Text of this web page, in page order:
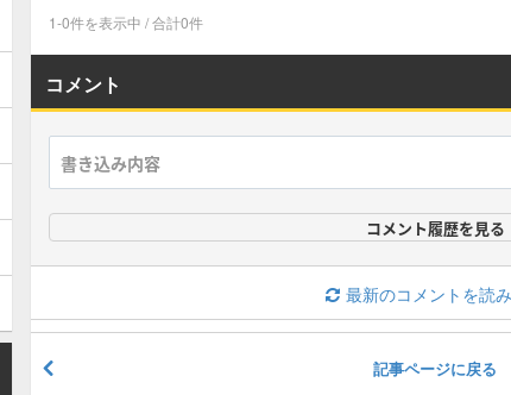
1-0件を表示中 / 合計0件
コメント
コメント履歴を見る
最新のコメントを読
記事ページに戻る